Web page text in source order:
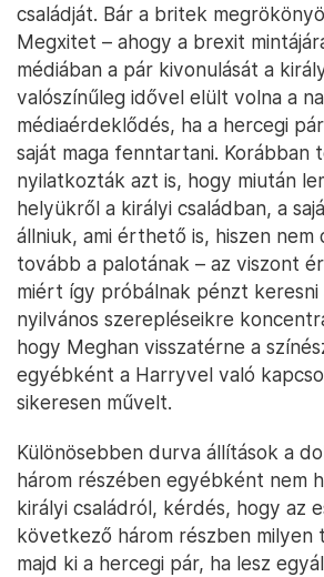
családját. Bár a britek
Megxitet – ahogy a brexit
médiában a pár kivonulását a
valószínűleg idővel elült volna a
médiaérdeklődés, ha a hercegi
saját maga fenntartani. Korábban
nyilatkozták azt is, hogy miután
helyükről a királyi családban, a
állniuk, ami érthető is, hiszen nem
tovább a palotának – az viszont
miért így próbálnak pénzt
nyilvános szerepléseikre
hogy Meghan visszatérne a
egyébként a Harryvel való
sikeresen művelt.
Különösebben durva állítások a
három részében egyébként nem
királyi családról, kérdés, hogy az
következő három részben
majd ki a hercegi pár, ha lesz